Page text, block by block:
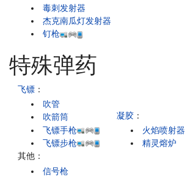
毒刺发射器
杰克南瓜灯发射器
钉枪
特殊弹药
飞镖 ：
吹管
吹箭筒
飞镖手枪
飞镖步枪
凝胶 ：
火焰喷射器
精灵熔炉
其他：
信号枪